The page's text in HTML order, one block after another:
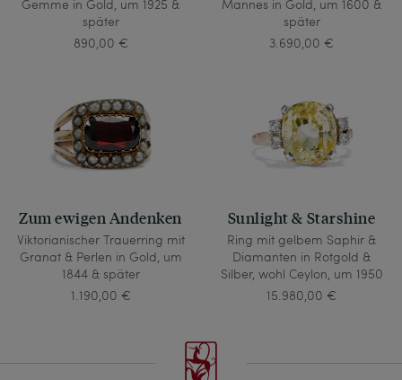
Gemme in Gold, um 1925 &
später
890,00 €
Mannes in Gold, um 1600 &
später
3.690,00 €
Zum ewigen Andenken
Viktorianischer Trauerring mit
Granat & Perlen in Gold, um
1844 & später
1.190,00 €
Sunlight & Starshine
Ring mit gelbem Saphir &
Diamanten in Rotgold &
Silber, wohl Ceylon, um 1950
15.980,00 €